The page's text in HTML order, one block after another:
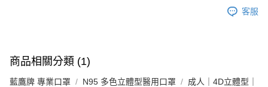
客服
商品相關分類 (1)
藍鷹牌 專業口罩 N95 多色立體型醫用口罩
成人｜4D立體型｜